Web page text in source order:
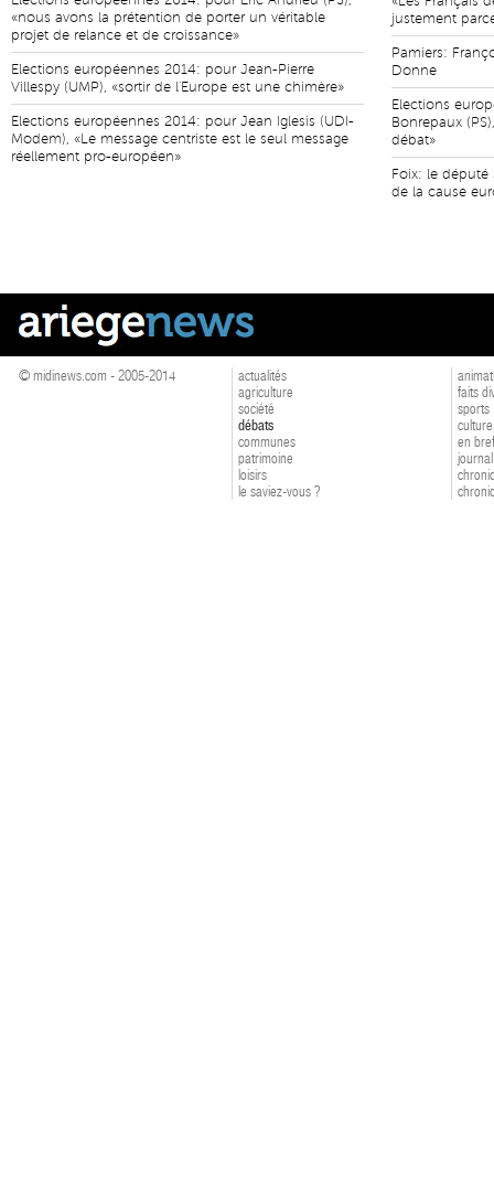
«nous avons la prétention de porter un véritable
projet de relance et de croissance»
Elections européennes 2014: pour Jean-Pierre
Villespy (UMP), «sortir de l'Europe est une chimère»
Elections européennes 2014: pour Jean Iglesis (UDI-
Modem), «Le message centriste est le seul message
réellement pro-européen»
justement
Pamiers:
Donne
Elections
Bonrepaux
débat»
Foix: le député
de la cause
© midinews.com - 2005-2014
actualités
agriculture
société
débats
communes
patrimoine
loisirs
le saviez-vous ?
faits
sports
culture
en bref